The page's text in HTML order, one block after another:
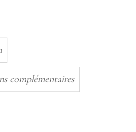
complémentaires